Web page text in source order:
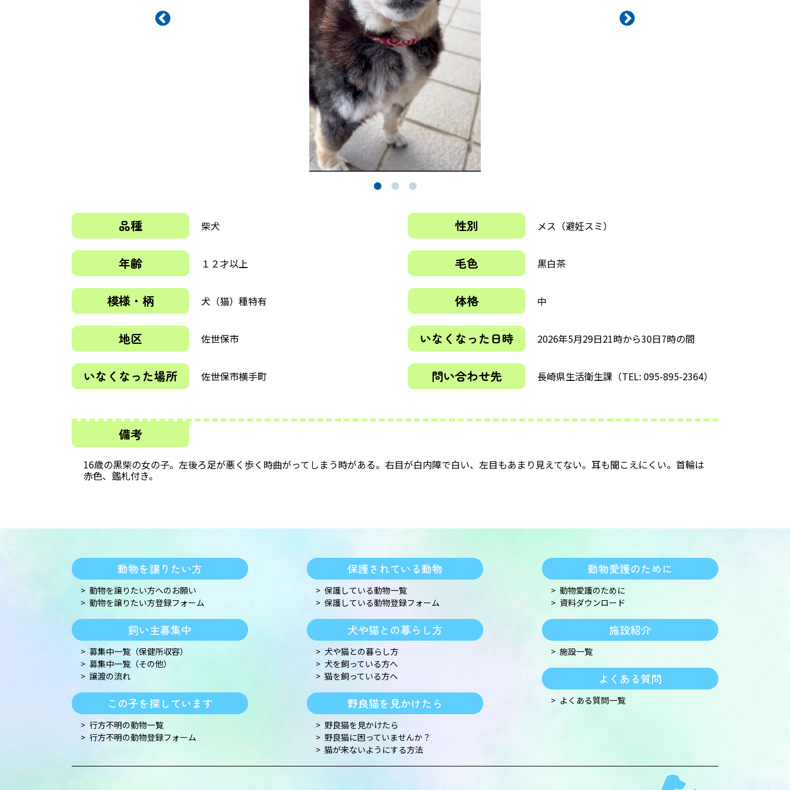
品種 柴犬 性別 メス（避妊スミ）
年齢 １２才以上 毛色 黒白茶
模様・柄 犬（猫）種特有 体格 中
地区 佐世保市 いなくなった日時 2026年5月29日21時から30日7時の間
いなくなった場所 佐世保市横手町 問い合わせ先 長崎県生活衛生課（TEL: 095-895-2364）
備考
16歳の黒柴の女の子。左後ろ足が悪く歩く時曲がってしまう時がある。右目が白内障で白い、左目もあまり見えてない。耳も聞こえにくい。首輪は
赤色、鑑札付き。
動物を譲りたい方
動物を譲りたい方へのお願い
動物を譲りたい方登録フォーム
飼い主募集中
募集中一覧（保健所収容）
募集中一覧（その他）
譲渡の流れ
この子を探しています
行方不明の動物一覧
行方不明の動物登録フォーム
保護されている動物
保護している動物一覧
保護している動物登録フォーム
犬や猫との暮らし方
犬や猫との暮らし方
犬を飼っている方へ
猫を飼っている方へ
野良猫を見かけたら
野良猫を見かけたら
野良猫に困っていませんか？
猫が来ないようにする方法
動物愛護のために
動物愛護のために
資料ダウンロード
施設紹介
施設一覧
よくある質問
よくある質問一覧